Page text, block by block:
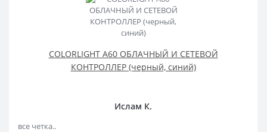
COLORLIGHT A60 ОБЛАЧНЫЙ И СЕТЕВОЙ
КОНТРОЛЛЕР (черный, синий)
Ислам К.
все четка..